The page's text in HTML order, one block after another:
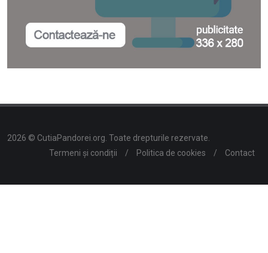
2026 © CutiaPandorei.org. Toate drepturile rezervate.
Termeni și condiții
/ Politica de cookies / Contact